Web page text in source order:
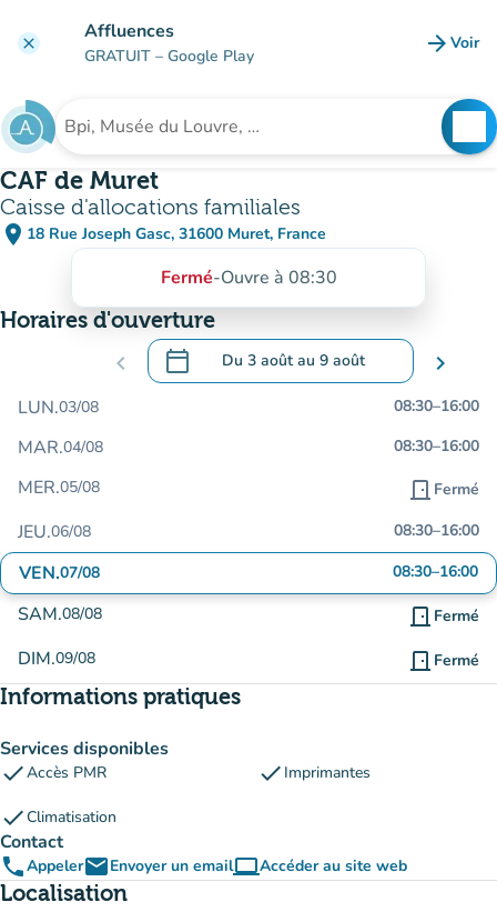
clear Affluences
GRATUIT – Google Play arrow_forward Voir
Rechercher un établissement
CAF de Muret
Caisse d'allocations familiales
place 18 Rue Joseph Gasc, 31600 Muret, France
(ouvrir dans Google Maps)
(nouvel onglet)
Fermé-Ouvre à 08:30
Horaires d'ouverture
chevron_left calendar_today Du 3 aoûtau 9 août
.Ouvrir le calendrier pour changer de
chevron_right
LUN.03/08 08:30–16:00
MAR.04/08 08:30–16:00
MER.05/08 door_front Fermé
JEU.06/08 08:30–16:00
VEN.07/08 08:30–16:00
SAM.08/08 door_front Fermé
DIM.09/08 door_front Fermé
Informations pratiques
Services disponibles
checkAccès PMR check Imprimantes
checkClimatisation
Contact
phoneAppeleremailEnvoyer un emailcomputerAccéder au site web
(nouvel onglet)
Localisation